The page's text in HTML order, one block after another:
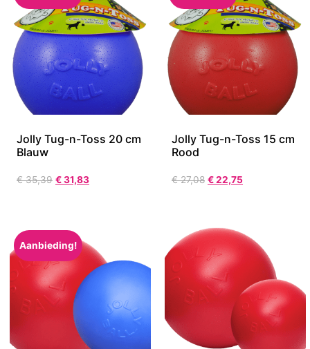
Jolly Tug-n-Toss 20 cm
Blauw
€35,39 €31,83
Jolly Tug-n-Toss 15 cm
Rood
€27,08 €22,75
Aanbieding!